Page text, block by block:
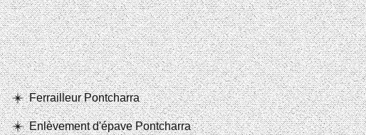
Ferrailleur Pontcharra
Enlèvement d'épave Pontcharra